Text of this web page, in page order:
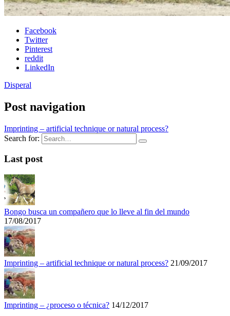
Facebook
Twitter
Pinterest
reddit
LinkedIn
Disperal
Post navigation
Imprinting – artificial technique or natural process?
Search for:
Last post
Bongo busca un compañero que lo lleve al fin del mundo
17/08/2017
Imprinting – artificial technique or natural process? 21/09/2017
Imprinting – ¿proceso o técnica? 14/12/2017